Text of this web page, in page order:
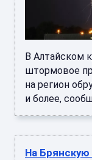
В Алтайском
штормовое
на регион
и более,
На